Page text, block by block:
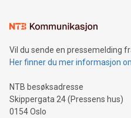
Vil du sende en pressemelding
Her finner du mer informasjon
NTB besøksadresse
Skippergata 24 (Pressens hus)
0154 Oslo